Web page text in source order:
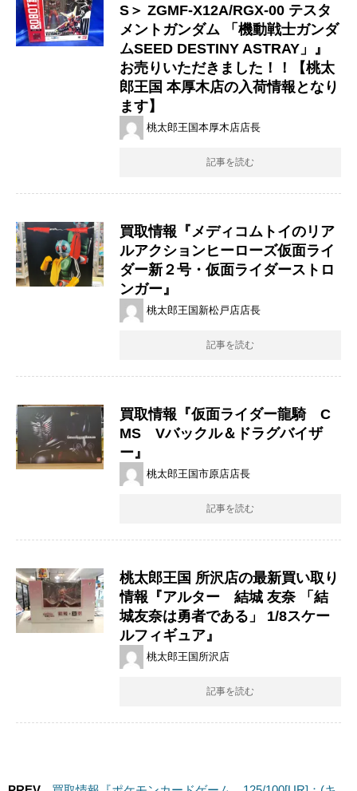
S＞ ​ZGMF-X12A/RGX-00 ​テスタ
メントガンダム ​「機動戦士ガンダ
ムSEED ​DESTINY ​ASTRAY」』
お売りいただきました！！【桃太
郎王国 本厚木店の入荷情報となり
ます】
桃太郎王国本厚木店店長
記事を読む
買取情報『メディコムトイのリア
ルアクションヒーローズ仮面ライ
ダー新２号・仮面ライダーストロ
ンガー』
桃太郎王国新松戸店店長
記事を読む
買取情報『仮面ライダー龍騎 C
MS Vバックル＆ドラグバイザ
ー』
桃太郎王国市原店店長
記事を読む
桃太郎王国 所沢店の最新買い取り
情報『アルター 結城 ​友奈 ​「結
城友奈は勇者である」 ​​1/8スケー
ル​フィギュア』
桃太郎王国所沢店
記事を読む